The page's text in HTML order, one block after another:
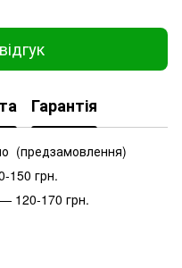
Гарантія
(предзамовлення)
150 грн.
120-170 грн.